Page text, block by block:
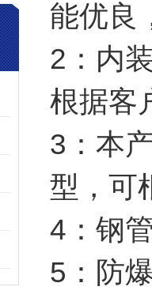
能优良
2：内
根据客
3：本
型，可
4：钢
5：防